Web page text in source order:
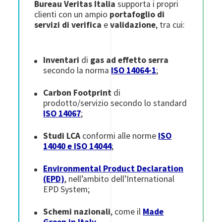
Bureau Veritas Italiasupporta i propri
clienti con un ampio portafoglio di
servizi di verifica evalidazione, tra cui:
Inventari di gas ad effetto serra
secondo la norma ISO 14064-1;
Carbon Footprint di
prodotto/servizio secondo lo standard
ISO 14067;
Studi LCA conformi alle norme ISO
14040 e ISO 14044;
Environmental Product Declaration
(EPD), nell’ambito dell’International
EPD System;
Schemi nazionali, come il Made